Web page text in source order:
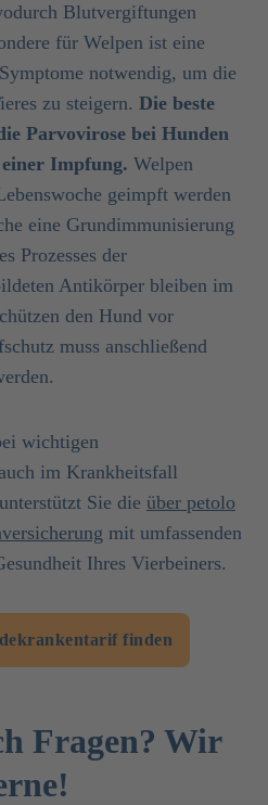
Blutvergiftungen
für Welpen ist eine
notwendig, um die
zu steigern. Die beste
Parvovirose bei Hunden
Impfung. Welpen
geimpft werden
eine Grundimmunisierung
Prozesses der
Antikörper bleiben im
den Hund vor
muss anschließend
wichtigen
im Krankheitsfall
Sie die über petolo
mit umfassenden
Ihres Vierbeiners.
finden
Fragen? Wir